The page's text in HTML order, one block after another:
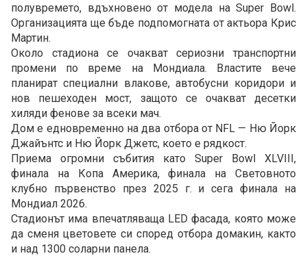
полувремето, вдъхновено от модела на Super Bowl.
Организацията ще бъде подпомогната от актьора Крис
Мартин.
Около стадиона се очакват сериозни транспортни
промени по време на Мондиала. Властите вече
планират специални влакове, автобусни коридори и
нов пешеходен мост, защото се очакват десетки
хиляди фенове за всеки мач.
Дом е едновременно на два отбора от NFL — Ню Йорк
Джайънтс и Ню Йорк Джетс, което е рядкост.
Приема огромни събития като Super Bowl XLVIII,
финала на Копа Америка, финала на Световното
клубно първенство през 2025 г. и сега финала на
Мондиал 2026.
Стадионът има впечатляваща LED фасада, която може
да сменя цветовете си според отбора домакин, както
и над 1300 соларни панела.